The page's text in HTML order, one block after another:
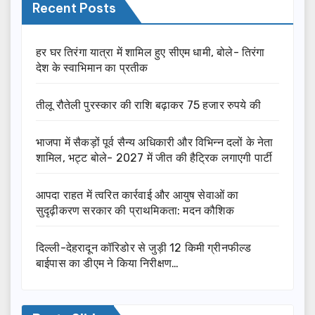
Recent Posts
हर घर तिरंगा यात्रा में शामिल हुए सीएम धामी, बोले- तिरंगा
देश के स्वाभिमान का प्रतीक
तीलू रौतेली पुरस्कार की राशि बढ़ाकर 75 हजार रुपये की
भाजपा में सैकड़ों पूर्व सैन्य अधिकारी और विभिन्न दलों के नेता
शामिल, भट्ट बोले- 2027 में जीत की हैट्रिक लगाएगी पार्टी
आपदा राहत में त्वरित कार्रवाई और आयुष सेवाओं का
सुदृढ़ीकरण सरकार की प्राथमिकता: मदन कौशिक
दिल्ली-देहरादून कॉरिडोर से जुड़ी 12 किमी ग्रीनफील्ड
बाईपास का डीएम ने किया निरीक्षण…